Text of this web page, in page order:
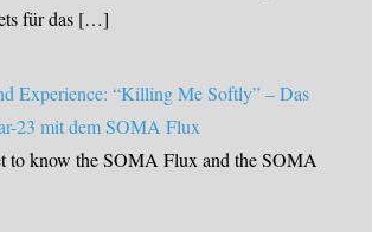
für das […]
Experience: “Killing Me Softly” – Das
23 mit dem SOMA Flux
to know the SOMA Flux and the SOMA